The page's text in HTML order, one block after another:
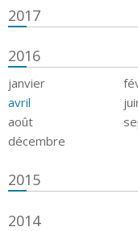
2017
2016
janvier
avril
août
décembre
2015
2014